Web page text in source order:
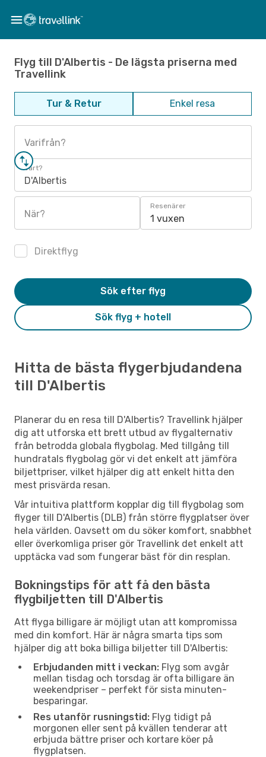
Flyg till D'Albertis - De lägsta priserna med
Travellink
Tur & Retur Enkel resa
Varifrån?
Vart?
D'Albertis
När?
Resenärer
1 vuxen
Direktflyg
Sök flyg + hotell
Sök efter flyg
Hitta de bästa flygerbjudandena
till D'Albertis
Planerar du en resa till D'Albertis? Travellink hjälper
dig att utforska ett brett utbud av flygalternativ
från betrodda globala flygbolag. Med tillgång till
hundratals flygbolag gör vi det enkelt att jämföra
biljettpriser, vilket hjälper dig att enkelt hitta den
mest prisvärda resan.
Vår intuitiva plattform kopplar dig till flygbolag som
flyger till D'Albertis (DLB) från större flygplatser över
hela världen. Oavsett om du söker komfort, snabbhet
eller överkomliga priser gör Travellink det enkelt att
upptäcka vad som fungerar bäst för din resplan.
Bokningstips för att få den bästa
flygbiljetten till D'Albertis
Att flyga billigare är möjligt utan att kompromissa
med din komfort. Här är några smarta tips som
hjälper dig att boka billiga biljetter till D'Albertis:
Erbjudanden mitt i veckan: Flyg som avgår
mellan tisdag och torsdag är ofta billigare än
weekendpriser – perfekt för sista minuten-
besparingar.
Res utanför rusningstid: Flyg tidigt på
morgonen eller sent på kvällen tenderar att
erbjuda bättre priser och kortare köer på
flygplatsen.